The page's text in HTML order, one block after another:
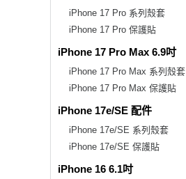
iPhone 17 Pro 系列殼套
iPhone 17 Pro 保護貼
iPhone 17 Pro Max 6.9吋
iPhone 17 Pro Max 系列殼套
iPhone 17 Pro Max 保護貼
iPhone 17e/SE 配件
iPhone 17e/SE 系列殼套
iPhone 17e/SE 保護貼
iPhone 16 6.1吋